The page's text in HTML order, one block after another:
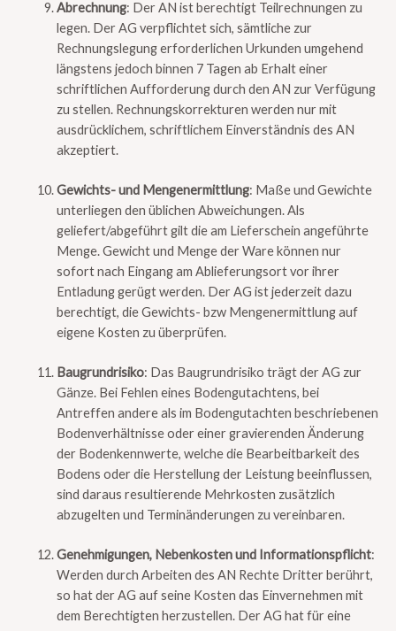
Abrechnung: Der AN ist berechtigt Teilrechnungen zu
legen. Der AG verpflichtet sich, sämtliche zur
Rechnungslegung erforderlichen Urkunden umgehend
längstens jedoch binnen 7 Tagen ab Erhalt einer
schriftlichen Aufforderung durch den AN zur Verfügung
zu stellen. Rechnungskorrekturen werden nur mit
ausdrücklichem, schriftlichem Einverständnis des AN
akzeptiert.
Gewichts- und Mengenermittlung: Maße und Gewichte
unterliegen den üblichen Abweichungen. Als
geliefert/abgeführt gilt die am Lieferschein angeführte
Menge. Gewicht und Menge der Ware können nur
sofort nach Eingang am Ablieferungsort vor ihrer
Entladung gerügt werden. Der AG ist jederzeit dazu
berechtigt, die Gewichts- bzw Mengenermittlung auf
eigene Kosten zu überprüfen.
Baugrundrisiko: Das Baugrundrisiko trägt der AG zur
Gänze. Bei Fehlen eines Bodengutachtens, bei
Antreffen andere als im Bodengutachten beschriebenen
Bodenverhältnisse oder einer gravierenden Änderung
der Bodenkennwerte, welche die Bearbeitbarkeit des
Bodens oder die Herstellung der Leistung beeinflussen,
sind daraus resultierende Mehrkosten zusätzlich
abzugelten und Terminänderungen zu vereinbaren.
Genehmigungen, Nebenkosten und Informationspflicht:
Werden durch Arbeiten des AN Rechte Dritter berührt,
so hat der AG auf seine Kosten das Einvernehmen mit
dem Berechtigten herzustellen. Der AG hat für eine